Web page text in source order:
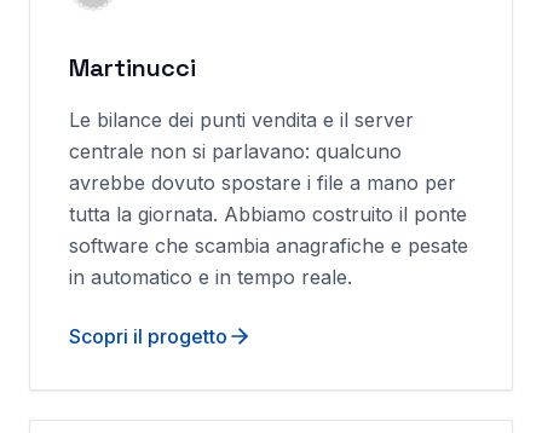
Martinucci
Le bilance dei punti vendita e il server
centrale non si parlavano: qualcuno
avrebbe dovuto spostare i file a mano per
tutta la giornata. Abbiamo costruito il ponte
software che scambia anagrafiche e pesate
in automatico e in tempo reale.
Scopri il progetto